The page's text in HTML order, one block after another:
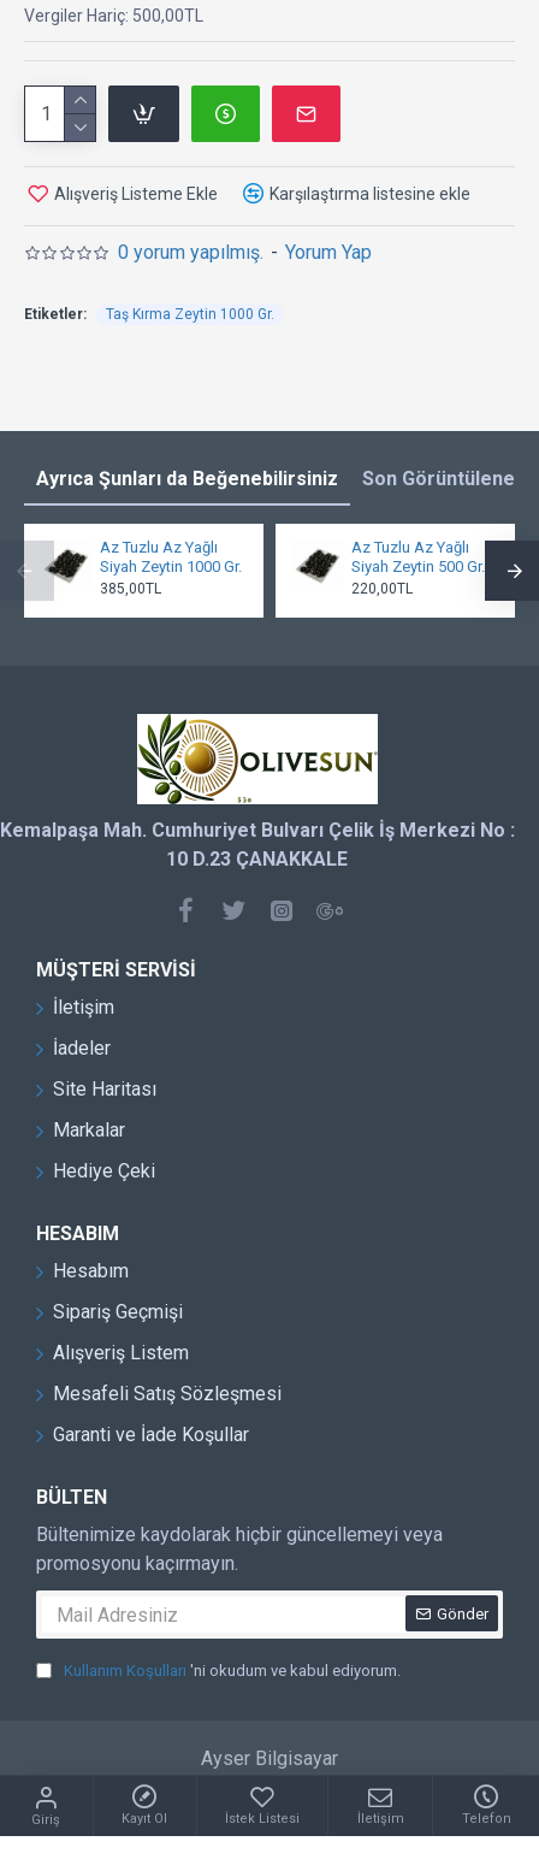
0 yorum yapılmış. - Yorum Yap
Vergiler Hariç: 500,00TL
Alışveriş Listeme Ekle Karşılaştırma listesine ekle
Etiketler: Taş Kırma Zeytin 1000 Gr.
Ayrıca Şunları da Beğenebilirsiniz Son
Az Tuzlu Az Yağlı
Siyah Zeytin 1000 Gr.
385,00TL
Az Tuzlu Az Yağlı
Siyah Zeytin 500 Gr.
220,00TL
Kemalpaşa Mah. Cumhuriyet Bulvarı Çelik İş Merkezi No :
10 D.23 ÇANAKKALE
MÜŞTERI SERVISI
İletişim
İadeler
Site Haritası
Markalar
Hediye Çeki
HESABIM
Hesabım
Sipariş Geçmişi
Alışveriş Listem
Mesafeli Satış Sözleşmesi
Garanti ve İade Koşullar
BÜLTEN
Bültenimize kaydolarak hiçbir güncellemeyi veya
promosyonu kaçırmayın.
Gönder
Kullanım Koşulları 'ni okudum ve kabul ediyorum.
Ayser Bilgisayar
Giriş Kayıt Ol İstek Listesi İletişim Telefon